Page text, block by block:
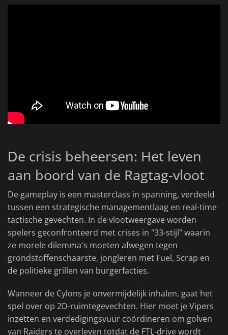
De crisis beheersen: Het leven
aan boord van de Ragtag-vloot
De gameplay is een masterclass in spanning, verdeeld
tussen een strategische managementlaag en real-time
tactische gevechten. In de vlootweergave worden
spelers geconfronteerd met crises in "33-stijl" waarin
ze morele dilemma's moeten afwegen tegen
grondstoffenschaarste, jongleren met Fuel, Scrap en
de politieke grillen van burgerfacties.
Wanneer de Cylons je onvermijdelijk inhalen, gaat het
spel over op 2D-ruimtegevechten. Hier moet je Vipers
inzetten en verdedigingsvuur coördineren om golven
van Raiders te overleven totdat de FTL-drive wordt